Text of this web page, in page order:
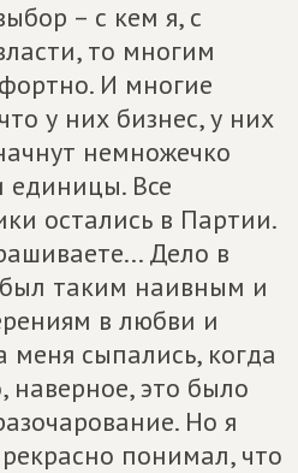
– с кем я, с
то многим
И многие
у них бизнес, у них
немножечко
единицы. Все
остались в Партии.
Дело в
таким наивным и
в любви и
меня сыпались, когда
наверное, это было
Но я
понимал, что